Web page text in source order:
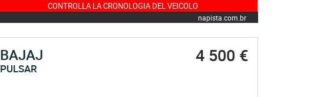
CONTROLLA LA CRONOLOGIA DEL VEICOLO
napista.com.br
BAJAJ
PULSAR
4 500 €